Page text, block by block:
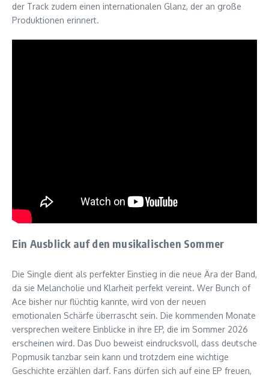
der Track zudem einen internationalen Glanz, der an große
Produktionen erinnert.
Ein Ausblick auf den musikalischen Sommer
Die Single dient als perfekter Einstieg in die neue Ära der Band,
da sie Melancholie und Klarheit perfekt vereint. Wer Bunch of
Ace bisher nur flüchtig kannte, wird von der neuen
emotionalen Schärfe überrascht sein. Die kommenden Monate
versprechen weitere Einblicke in ihre EP, die im Sommer 2026
erscheinen wird. Das Duo beweist eindrucksvoll, dass deutsche
Popmusik tanzbar sein kann und trotzdem eine wichtige
Geschichte erzählen darf. Fans dürfen sich auf eine EP freuen,